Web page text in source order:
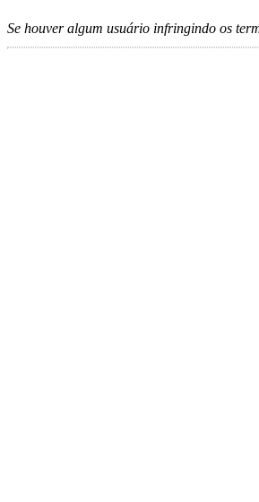
Se houver algum usuário infringindo os